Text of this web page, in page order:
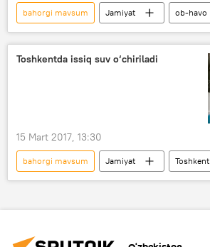
bahorgi mavsum Jamiyat ob-havo
Toshkentda issiq suv o‘chiriladi
15 Mart 2017, 13:30
bahorgi mavsum Jamiyat
Toshkent
issiq suv o‘chirilishi